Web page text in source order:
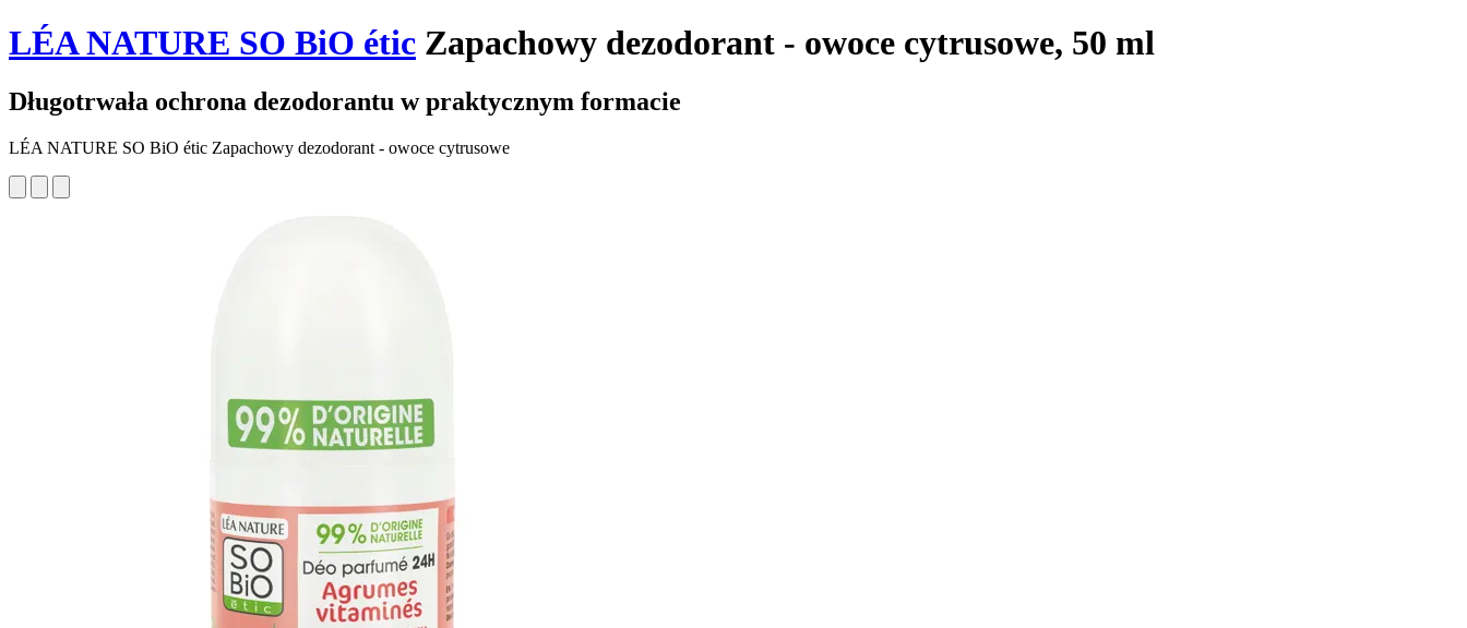
LÉA NATURE SO BiO étic Zapachowy dezodorant - owoce cytrusowe, 50 ml
Długotrwała ochrona dezodorantu w praktycznym formacie
LÉA NATURE SO BiO étic Zapachowy dezodorant - owoce cytrusowe